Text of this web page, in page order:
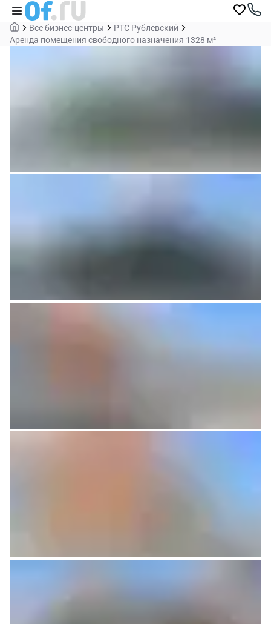
Все бизнес-центры
РТС Рублевский
Аренда помещения свободного назначения 1328 м²